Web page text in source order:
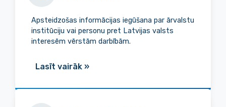
Apsteidzošas informācijas iegūšana par ārvalstu
institūciju vai personu pret Latvijas valsts
interesēm vērstām darbībām.
Lasīt vairāk »